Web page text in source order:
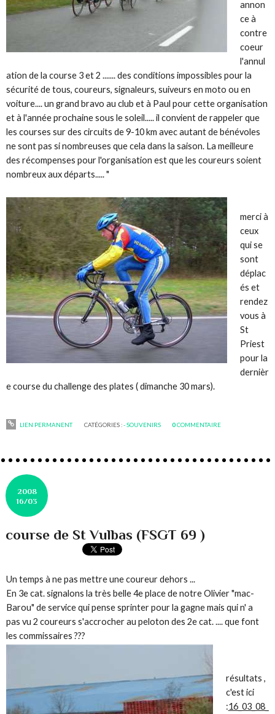
annon
ce à
contre
coeur
l'annul
ation de la course 3 et 2 ....... des conditions impossibles pour la
sécurité de tous, coureurs, signaleurs, suiveurs en moto ou en
voiture.... un grand bravo au club et à Paul pour cette organisation
et à l'année prochaine sous le soleil..... il convient de rappeler que
les courses sur des circuits de 9-10 km avec autant de bénévoles
ne sont pas si nombreuses que cela dans la saison. La meilleure
des récompenses pour l'organisation est que les coureurs soient
nombreux aux départs..... "
merci à
ceux
qui se
sont
déplac
és et
rendez
vous à
St
Priest
pour la
dernièr
e course du challenge des plates ( dimanche 30 mars).
LIEN PERMANENT CATÉGORIES :- SOUVENIRS 0COMMENTAIRE
2008
16/03
course de St Vulbas (FSGT 69 )
Un temps à ne pas mettre une coureur dehors ...
En 3e cat. signalons la très belle 4e place de notre Olivier "mac-
Barou" de service qui pense sprinter pour la gagne mais qui n' a
pas vu 2 coureurs s'accrocher au peloton des 2e cat. .... que font
les commissaires ???
résultats ,
c'est ici
:16_03_08_